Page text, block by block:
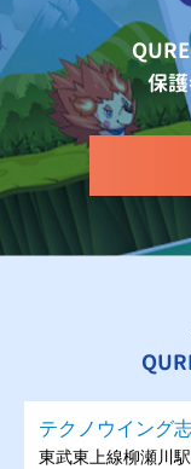
保
テクノウイング
東武東上線柳瀬川